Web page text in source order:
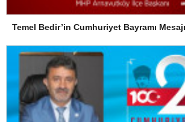
Temel Bedir’in Cumhuriyet Bayramı Mesajı